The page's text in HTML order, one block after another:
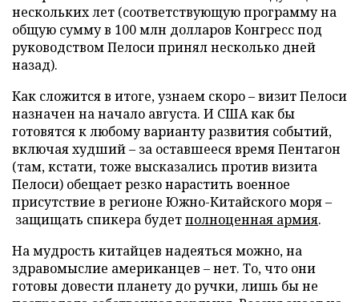
нескольких лет (соответствующую программу на
общую сумму в 100 млн долларов Конгресс под
руководством Пелоси принял несколько дней
назад).
Как сложится в итоге, узнаем скоро – визит Пелоси
назначен на начало августа. И США как бы
готовятся к любому варианту развития событий,
включая худший – за оставшееся время Пентагон
(там, кстати, тоже высказались против визита
Пелоси) обещает резко нарастить военное
присутствие в регионе Южно-Китайского моря –
защищать спикера будетполноценная армия.
На мудрость китайцев надеяться можно, на
здравомыслие американцев – нет. То, что они
готовы довести планету до ручки, лишь бы не